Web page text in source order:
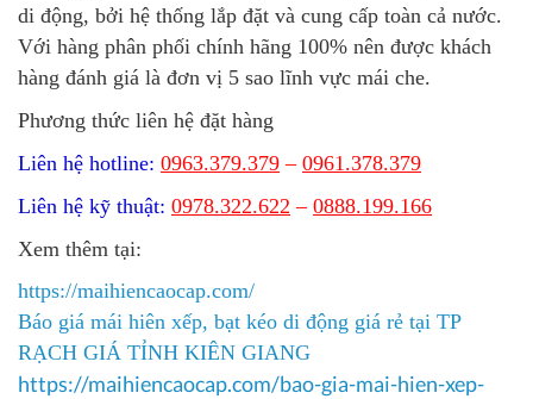
di động, bởi hệ thống lắp đặt và cung cấp toàn cả nước.
Với hàng phân phối chính hãng 100% nên được khách
hàng đánh giá là đơn vị 5 sao lĩnh vực mái che.
Phương thức liên hệ đặt hàng
Liên hệ hotline: 0963.379.379 – 0961.378.379
Liên hệ kỹ thuật: 0978.322.622 – 0888.199.166
Xem thêm tại:
https://maihiencaocap.com/
Báo giá mái hiên xếp, bạt kéo di động giá rẻ tại TP
RẠCH GIÁ TỈNH KIÊN GIANG
https://maihiencaocap.com/bao-gia-mai-hien-xep-